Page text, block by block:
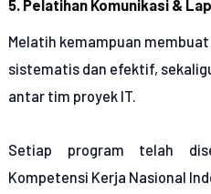
5. Pelatihan Komunikasi &
Melatih kemampuan
sistematis dan efektif,
antar tim proyek IT.
Setiap program telah
Kompetensi Kerja Nasional